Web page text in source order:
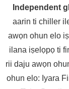
Independent
aarin ti chiller
awọn ohun elo
ilana iṣelọpọ ti
rii daju awọn
ohun elo: Iyara